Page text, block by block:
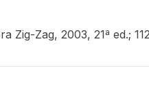
Zig-Zag, 2003, 21ª ed.;